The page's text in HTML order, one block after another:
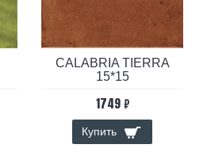
CALABRIA TIERRA
15*15
1749 ₽
Купить